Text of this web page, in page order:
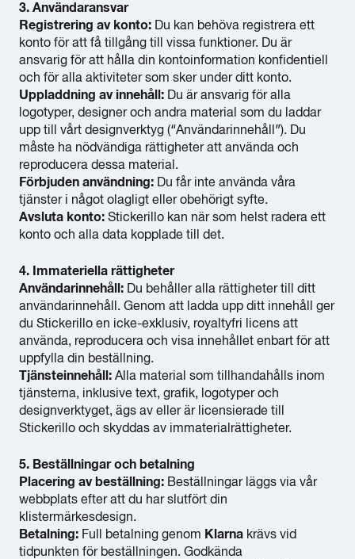
3. Användaransvar
Registrering av konto: Du kan behöva registrera ett
konto för att få tillgång till vissa funktioner. Du är
ansvarig för att hålla din kontoinformation konfidentiell
och för alla aktiviteter som sker under ditt konto.
Uppladdning av innehåll: Du är ansvarig för alla
logotyper, designer och andra material som du laddar
upp till vårt designverktyg (“Användarinnehåll”). Du
måste ha nödvändiga rättigheter att använda och
reproducera dessa material.
Förbjuden användning: Du får inte använda våra
tjänster i något olagligt eller obehörigt syfte.
Avsluta konto: Stickerillo kan när som helst radera ett
konto och alla data kopplade till det.
4. Immateriella rättigheter
Användarinnehåll: Du behåller alla rättigheter till ditt
användarinnehåll. Genom att ladda upp ditt innehåll ger
du Stickerillo en icke-exklusiv, royaltyfri licens att
använda, reproducera och visa innehållet enbart för att
uppfylla din beställning.
Tjänsteinnehåll: Alla material som tillhandahålls inom
tjänsterna, inklusive text, grafik, logotyper och
designverktyget, ägs av eller är licensierade till
Stickerillo och skyddas av immaterialrättigheter.
5. Beställningar och betalning
Placering av beställning: Beställningar läggs via vår
webbplats efter att du har slutfört din
klistermärkesdesign.
Betalning: Full betalning genom Klarna krävs vid
tidpunkten för beställningen. Godkända